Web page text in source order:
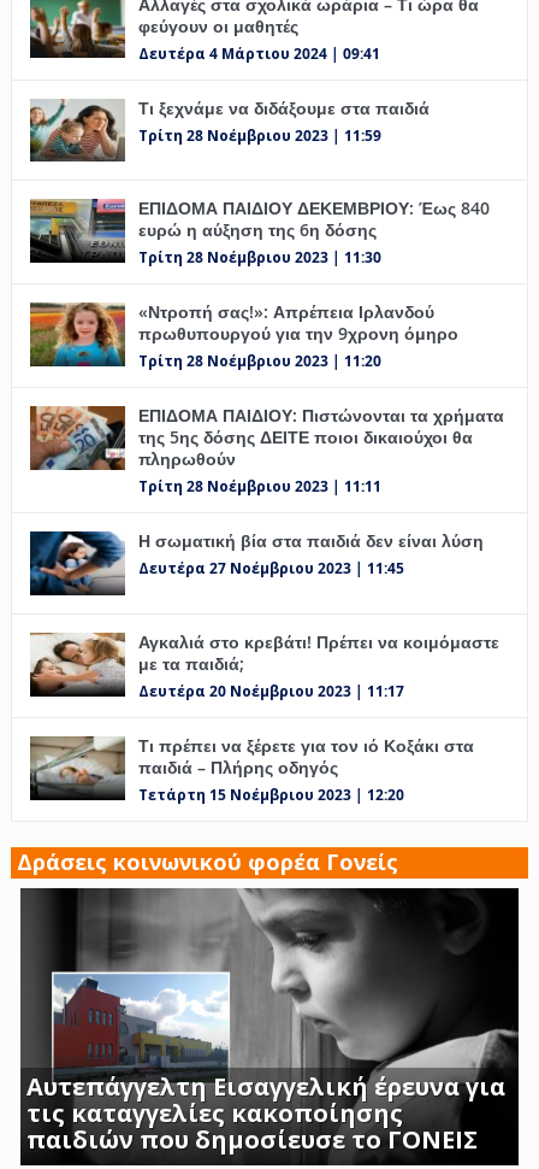
φεύγουν οι μαθητές
Δευτέρα 4 Μάρτιου 2024 | 09:41
Τι ξεχνάμε να διδάξουμε στα παιδιά
Τρίτη 28 Νοέμβριου 2023 | 11:59
ΕΠΙΔΟΜΑ ΠΑΙΔΙΟΥ ΔΕΚΕΜΒΡΙΟΥ: Έως 840
ευρώ η αύξηση της 6η δόσης
Τρίτη 28 Νοέμβριου 2023 | 11:30
«Ντροπή σας!»: Απρέπεια Ιρλανδού
πρωθυπουργού για την 9χρονη όμηρο
Τρίτη 28 Νοέμβριου 2023 | 11:20
ΕΠΙΔΟΜΑ ΠΑΙΔΙΟΥ: Πιστώνονται τα χρήματα
της 5ης δόσης ΔΕΙΤΕ ποιοι δικαιούχοι θα
πληρωθούν
Τρίτη 28 Νοέμβριου 2023 | 11:11
Η σωματική βία στα παιδιά δεν είναι λύση
Δευτέρα 27 Νοέμβριου 2023 | 11:45
Αγκαλιά στο κρεβάτι! Πρέπει να κοιμόμαστε
με τα παιδιά;
Δευτέρα 20 Νοέμβριου 2023 | 11:17
Τι πρέπει να ξέρετε για τον ιό Κοξάκι στα
παιδιά – Πλήρης οδηγός
Τετάρτη 15 Νοέμβριου 2023 | 12:20
Δράσεις κοινωνικού φορέα Γονείς
Αυτεπάγγελτη Εισαγγελική έρευνα για
τις καταγγελίες κακοποίησης
παιδιών που δημοσίευσε το ΓΟΝΕΙΣ